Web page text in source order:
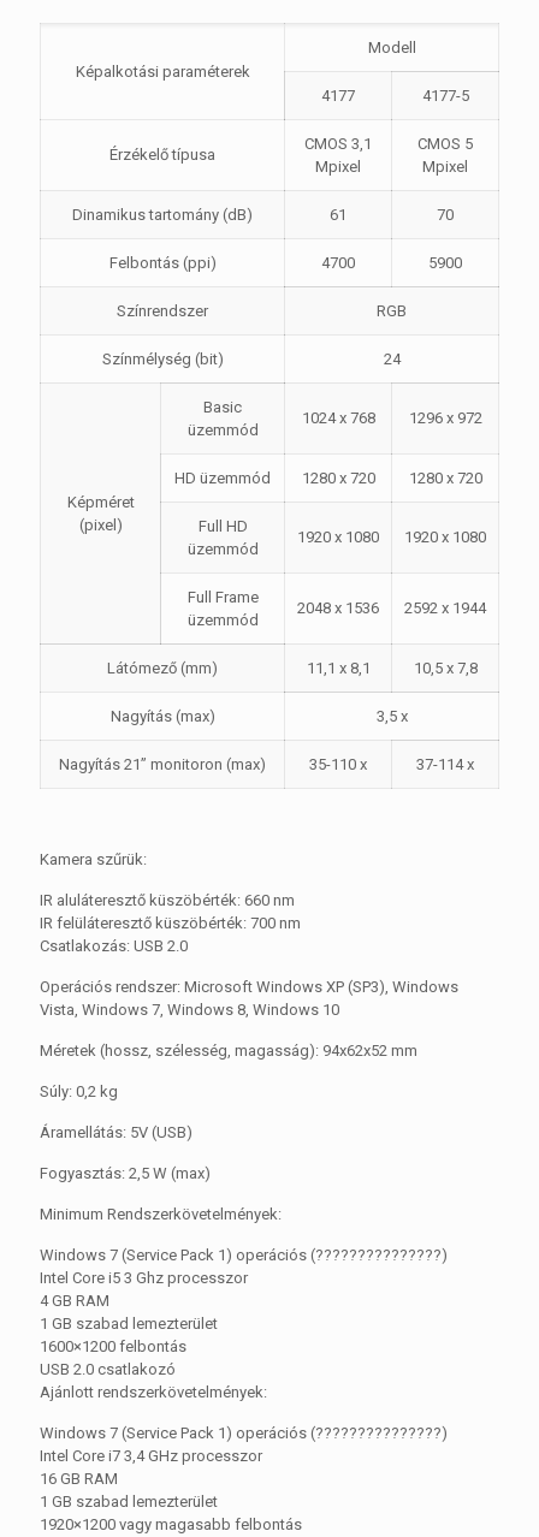
Képalkotási paraméterek
Modell
4177 4177-5
Érzékelő típusa
CMOS 3,1
Mpixel
CMOS 5
Mpixel
Dinamikus tartomány (dB) 61 70
Felbontás (ppi) 4700 5900
Színrendszer RGB
Színmélység (bit) 24
Képméret
(pixel)
Basic
üzemmód
1024 x 768 1296 x 972
HD üzemmód 1280 x 720 1280 x 720
Full HD
üzemmód
1920 x 1080 1920 x 1080
Full Frame
üzemmód
2048 x 1536 2592 x 1944
Látómező (mm) 11,1 x 8,1 10,5 x 7,8
Nagyítás (max) 3,5 x
Nagyítás 21” monitoron (max) 35-110 x 37-114 x
Kamera szűrük:
IR aluláteresztő küszöbérték: 660 nm
IR felüláteresztő küszöbérték: 700 nm
Csatlakozás: USB 2.0
Operációs rendszer: Microsoft Windows XP (SP3), Windows
Vista, Windows 7, Windows 8, Windows 10
Méretek (hossz, szélesség, magasság): 94x62x52 mm
Súly: 0,2 kg
Áramellátás: 5V (USB)
Fogyasztás: 2,5 W (max)
Minimum Rendszerkövetelmények:
Windows 7 (Service Pack 1) operációs (???????????????)
Intel Core i5 3 Ghz processzor
4 GB RAM
1 GB szabad lemezterület
1600×1200 felbontás
USB 2.0 csatlakozó
Ajánlott rendszerkövetelmények:
Windows 7 (Service Pack 1) operációs (???????????????)
Intel Core i7 3,4 GHz processzor
16 GB RAM
1 GB szabad lemezterület
1920×1200 vagy magasabb felbontás